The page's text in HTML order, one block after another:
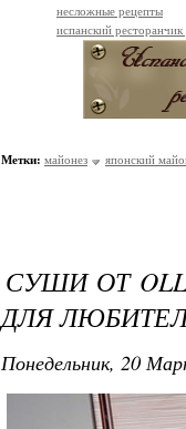
несложные рецепты
испанский
Метки: майонез японский
СУШИ ОТ
ДЛЯ
Понедельник, 20